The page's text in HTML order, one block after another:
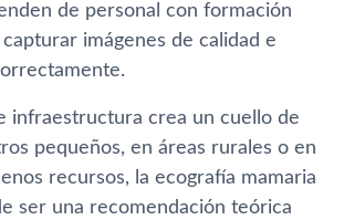
de personal con formación
imágenes de calidad e
infraestructura crea un cuello de
pequeños, en áreas rurales o en
recursos, la ecografía mamaria
ser una recomendación teórica